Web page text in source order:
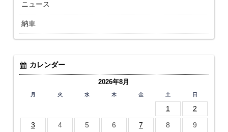
ニュース
納車
カレンダー
2026年8月
月 火 水 木 金 土 日
1
2
3
4 5 6 7 8
9